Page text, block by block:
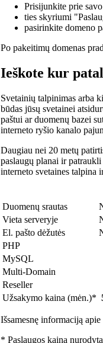
Prisijunkite prie
ties skyriumi
pasirinkite domeno
Po pakeitimų domenas
Ieškote kur
Svetainių talpinimas arba
būdas jūsų svetainei
paštui ar duomenų bazei
interneto ryšio kanalo
Daugiau nei 20 metų
paslaugų planai ir
interneto svetaines talpina
Duomenų srautas
Vieta serveryje
El. pašto dėžutės
PHP
MySQL
Multi-Domain
Reseller
Užsakymo kaina (mėn.)*
Išsamesnę informaciją apie
* Paslaugos kaina